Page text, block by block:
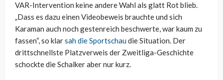
VAR-Intervention keine andere Wahl als glatt Rot blieb.
„Dass es dazu einen Videobeweis brauchte und sich
Karaman auch noch gestenreich beschwerte, war kaum zu
fassen“, so klarsah die Sportschaudie Situation. Der
drittschnellste Platzverweis der Zweitliga-Geschichte
schockte die Schalker aber nur kurz.